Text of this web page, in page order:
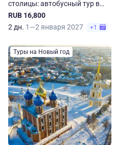
столицы: автобусный тур в
Рязань из Москвы
RUB 16,800
2 дн. 1—2 января 2027 +1
Туры на Новый год